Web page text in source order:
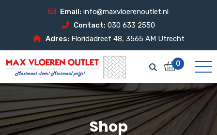
Email: info@maxvloerenoutlet.nl
Contact: 030 633 2550
Adres: Floridadreef 48, 3565 AM Utrecht
0
Shop